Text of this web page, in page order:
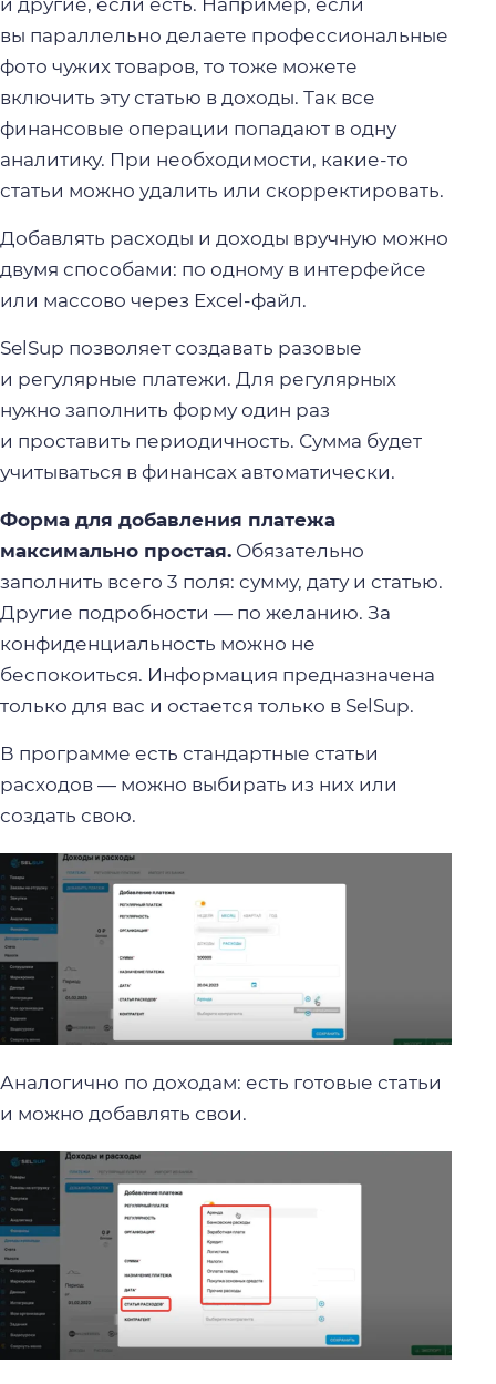
и другие, если есть. Например, если
вы параллельно делаете профессиональные
фото чужих товаров, то тоже можете
включить эту статью в доходы. Так все
финансовые операции попадают в одну
аналитику. При необходимости, какие-то
статьи можно удалить или скорректировать.
Добавлять расходы и доходы вручную можно
двумя способами: по одному в интерфейсе
или массово через Excel-файл.
SelSup позволяет создавать разовые
и регулярные платежи. Для регулярных
нужно заполнить форму один раз
и проставить периодичность. Сумма будет
учитываться в финансах автоматически.
Форма для добавления платежа
максимально простая. Обязательно
заполнить всего 3 поля: сумму, дату и статью.
Другие подробности — по желанию. За
конфиденциальность можно не
беспокоиться. Информация предназначена
только для вас и остается только в SelSup.
В программе есть стандартные статьи
расходов — можно выбирать из них или
создать свою.
Аналогично по доходам: есть готовые статьи
и можно добавлять свои.